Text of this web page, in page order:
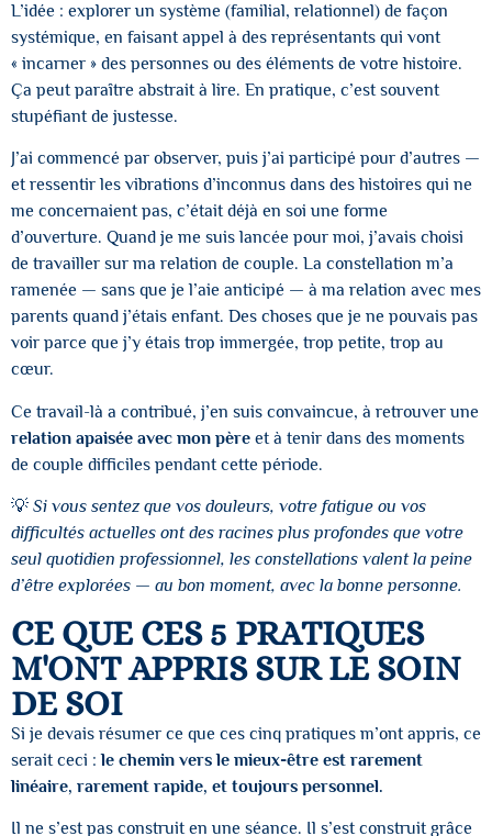
L’idée : explorer un système (familial, relationnel) de façon
systémique, en faisant appel à des représentants qui vont
« incarner » des personnes ou des éléments de votre histoire.
Ça peut paraître abstrait à lire. En pratique, c’est souvent
stupéfiant de justesse.
J’ai commencé par observer, puis j’ai participé pour d’autres —
et ressentir les vibrations d’inconnus dans des histoires qui ne
me concernaient pas, c’était déjà en soi une forme
d’ouverture. Quand je me suis lancée pour moi, j’avais choisi
de travailler sur ma relation de couple. La constellation m’a
ramenée — sans que je l’aie anticipé — à ma relation avec mes
parents quand j’étais enfant. Des choses que je ne pouvais pas
voir parce que j’y étais trop immergée, trop petite, trop au
cœur.
Ce travail-là a contribué, j’en suis convaincue, à retrouver une
relation apaisée avec mon père et à tenir dans des moments
de couple difficiles pendant cette période.
💡 Si vous sentez que vos douleurs, votre fatigue ou vos
difficultés actuelles ont des racines plus profondes que votre
seul quotidien professionnel, les constellations valent la peine
d’être explorées — au bon moment, avec la bonne personne.
CE QUE CES 5 PRATIQUES
M'ONT APPRIS SUR LE SOIN
DE SOI
Si je devais résumer ce que ces cinq pratiques m’ont appris, ce
serait ceci :le chemin vers le mieux-être est rarement
linéaire, rarement rapide, et toujours personnel.
Il ne s’est pas construit en une séance. Il s’est construit grâce